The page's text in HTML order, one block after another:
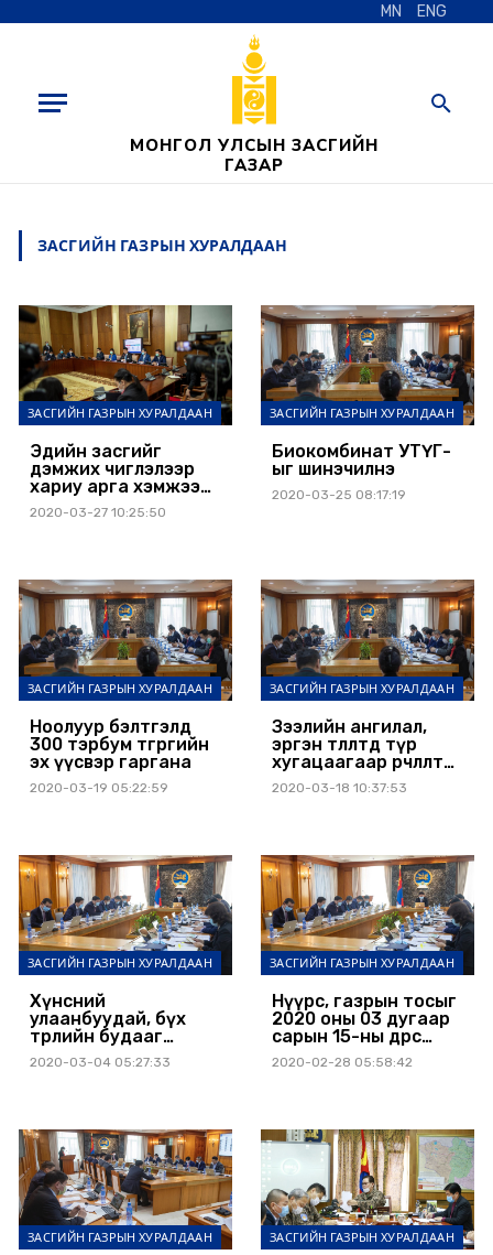
MN ENG
МОНГОЛ УЛСЫН ЗАСГИЙН
ГАЗАР
ЗАСГИЙН ГАЗРЫН ХУРАЛДААН
ЗАСГИЙН ГАЗРЫН ХУРАЛДААН
Эдийн засгийг
дэмжих чиглэлээр
хариу арга хэмжээ
авна
2020-03-27 10:25:50
ЗАСГИЙН ГАЗРЫН ХУРАЛДААН
Биокомбинат УТҮГ-
ыг шинэчилнэ
2020-03-25 08:17:19
ЗАСГИЙН ГАЗРЫН ХУРАЛДААН
Ноолуур бэлтгэлд
300 тэрбум төгрөгийн
эх үүсвэр гаргана
2020-03-19 05:22:59
ЗАСГИЙН ГАЗРЫН ХУРАЛДААН
Зээлийн ангилал,
эргэн төлөлтөд түр
хугацаагаар өөрчлөлт
орууллаа
2020-03-18 10:37:53
ЗАСГИЙН ГАЗРЫН ХУРАЛДААН
Хүнсний
улаанбуудай, бүх
төрлийн будааг
татвараас чөлөөлөх
хуулийн төслийг УИХ-
2020-03-04 05:27:33
ЗАСГИЙН ГАЗРЫН ХУРАЛДААН
Нүүрс, газрын тосыг
2020 оны 03 дугаар
сарын 15-ны өдрөөс
экспортолж эхэлнэ
2020-02-28 05:58:42
ЗАСГИЙН ГАЗРЫН ХУРАЛДААН ЗАСГИЙН ГАЗРЫН ХУРАЛДААН